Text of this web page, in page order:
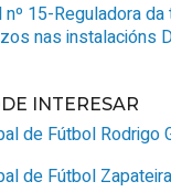
15-Reguladora
nas instalacións
INTERESAR
de Fútbol Rodrigo
de Fútbol Zapateira